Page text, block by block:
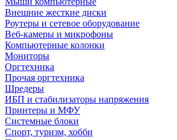
Внешние жесткие диски
Роутеры и сетевое оборудование
Веб-камеры и микрофоны
Компьютерные колонки
Мониторы
Оргтехника
Прочая оргтехника
Шредеры
ИБП и стабилизаторы напряжения
Принтеры и МФУ
Системные блоки
Спорт, туризм, хобби